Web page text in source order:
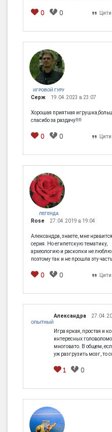
0 0
ИГРОВОЙ ГУРУ
Серж 19.04.2023 в 23:07
Хорошая приятная
спасибо за раздачу!!!!
0 0
ЛЕГЕНДА
Rose 27.04.2019 в 19:04
Александра, знаете, мне нравится
серия. Но египетскую тематику,
археологию и раскопки не люблю,
поэтому так и не прошла эту часть.
0 0
ОПЫТНЫЙ
Александра
Игра яркая, простая и
интересных
многовато. В общем,
уж разгрузить мозг, то
1 0